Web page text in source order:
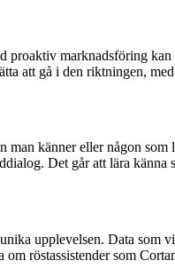
marknadsföring
att gå i den riktningen,
känner eller någon som
Det går att lära
upplevelsen. Data som
röstassistender som